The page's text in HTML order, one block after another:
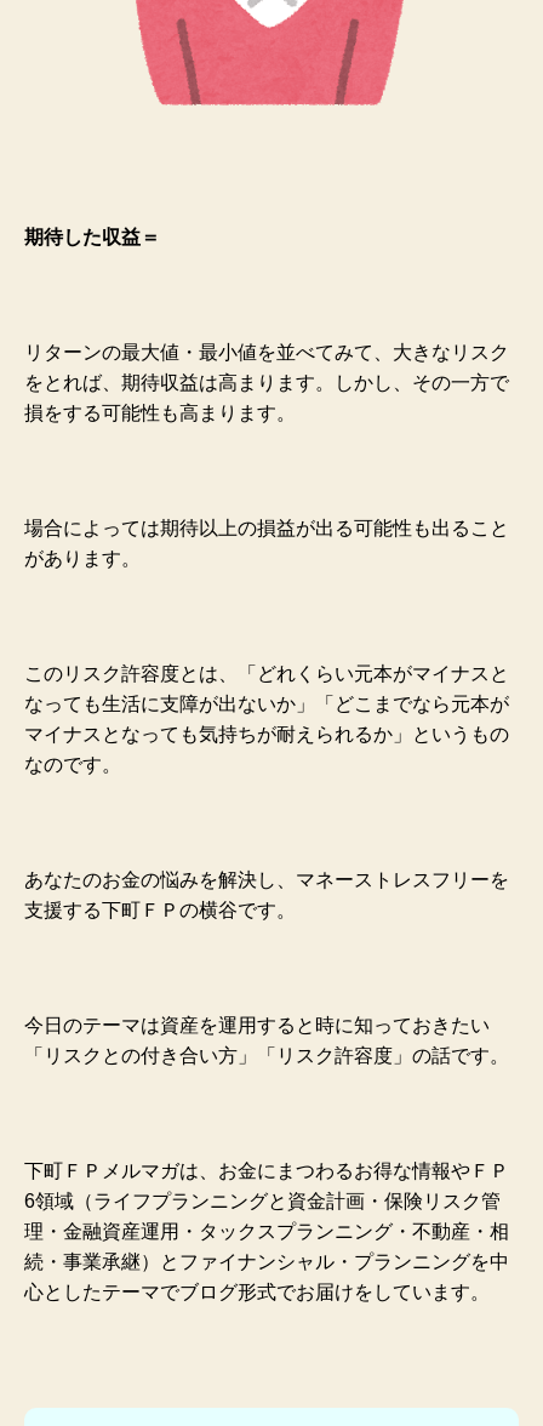
期待した収益＝
リターンの最大値・最小値を並べてみて、大きなリスク
をとれば、期待収益は高まります。しかし、その一方で
損をする可能性も高まります。
場合によっては期待以上の損益が出る可能性も出ること
があります。
このリスク許容度とは、「どれくらい元本がマイナスと
なっても生活に支障が出ないか」「どこまでなら元本が
マイナスとなっても気持ちが耐えられるか」というもの
なのです。
あなたのお金の悩みを解決し、マネーストレスフリーを
支援する下町ＦＰの横谷です。
今日のテーマは資産を運用すると時に知っておきたい
「リスクとの付き合い方」「リスク許容度」の話です。
下町ＦＰメルマガは、お金にまつわるお得な情報やＦＰ
6領域（ライフプランニングと資金計画・保険リスク管
理・金融資産運用・タックスプランニング・不動産・相
続・事業承継）とファイナンシャル・プランニングを中
心としたテーマでブログ形式でお届けをしています。